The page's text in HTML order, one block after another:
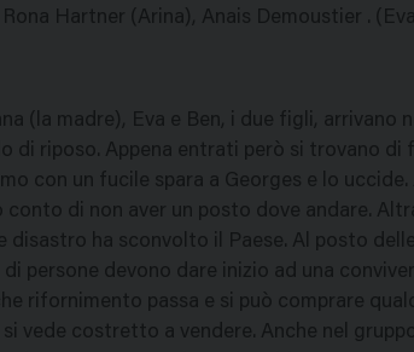
Hartner (Arina), Anais Demoustier . (Eva)
(la madre), Eva e Ben, i due figli, arrivano
di riposo. Appena entrati però si trovano di
con un fucile spara a Georges e lo
conto di non aver un posto dove andare.
disastro ha sconvolto il Paese. Al posto
persone devono dare inizio ad una
rifornimento passa e si può comprare
vede costretto a vendere. Anche nel